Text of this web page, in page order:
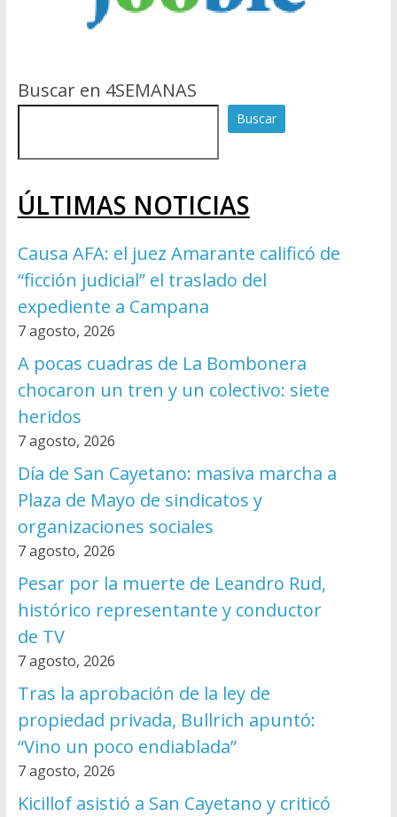
Buscar en 4SEMANAS
Buscar
ÚLTIMAS NOTICIAS
Causa AFA: el juez Amarante calificó de
“ficción judicial” el traslado del
expediente a Campana
7 agosto, 2026
A pocas cuadras de La Bombonera
chocaron un tren y un colectivo: siete
heridos
7 agosto, 2026
Día de San Cayetano: masiva marcha a
Plaza de Mayo de sindicatos y
organizaciones sociales
7 agosto, 2026
Pesar por la muerte de Leandro Rud,
histórico representante y conductor
de TV
7 agosto, 2026
Tras la aprobación de la ley de
propiedad privada, Bullrich apuntó:
“Vino un poco endiablada”
7 agosto, 2026
Kicillof asistió a San Cayetano y criticó